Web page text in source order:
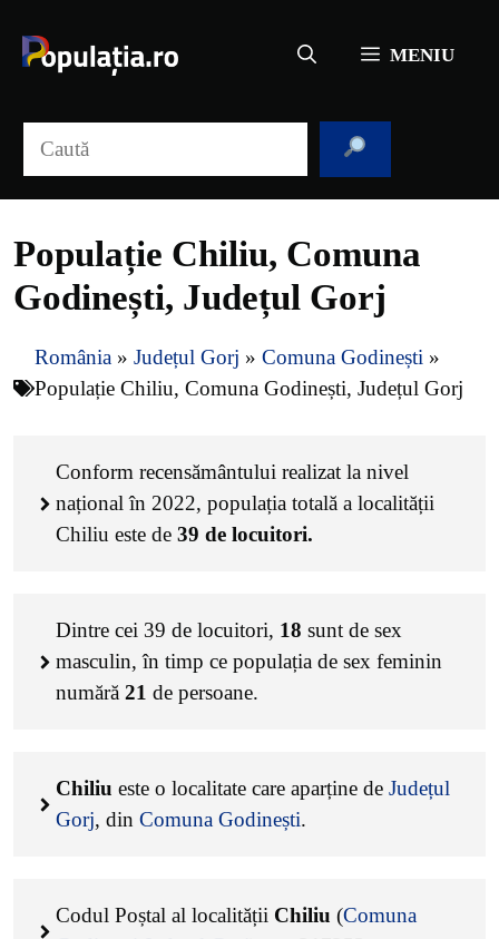
conținut
MENIU
Populație Chiliu, Comuna
Godinești, Județul Gorj
România » Județul Gorj » Comuna Godinești »
Populație Chiliu, Comuna Godinești, Județul Gorj
Conform recensământului realizat la nivel
național în 2022, populația totală a localității
Chiliu este de 39 de locuitori.
Dintre cei 39 de locuitori, 18 sunt de sex
masculin, în timp ce populația de sex feminin
numără 21 de persoane.
Chiliu este o localitate care aparține de Județul
Gorj, din Comuna Godinești.
Codul Poștal al localității Chiliu (Comuna